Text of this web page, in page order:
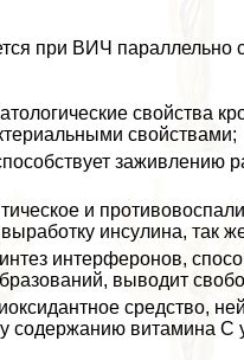
при ВИЧ параллельно
свойства
свойствами;
заживлению
и
инсулина, так
интерферонов,
выводит
средство,
содержанию витамина С